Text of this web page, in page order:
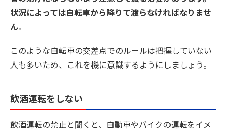
状況によっては自転車から降りて渡らなければなりませ
ん。
このような自転車の交差点でのルールは把握していない
人も多いため、これを機に意識するようにしましょう。
飲酒運転をしない
飲酒運転の禁止と聞くと、自動車やバイクの運転をイメ